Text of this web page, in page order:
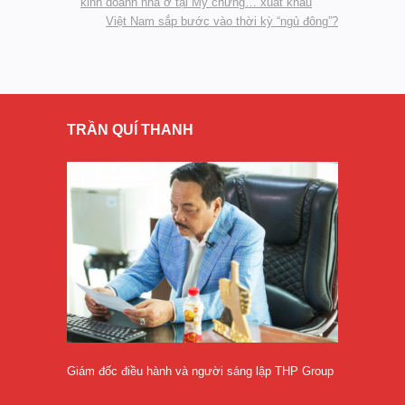
Việt Nam sắp bước vào thời kỳ “ngủ đông”?
TRẦN QUÍ THANH
Giám đốc điều hành và người sáng lập THP Group